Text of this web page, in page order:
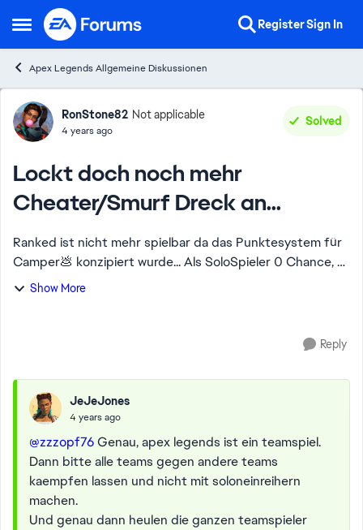
Open Side Menu
Skip to content RegisterSign In
Apex Legends Allgemeine Diskussionen
Forum Discussion
RonStone82 Not applicable
4 years ago
Solved
Lockt doch noch mehr
Cheater/Smurf Dreck an...
Ranked ist nicht mehr spielbar da das Punktesystem für
Camper💩 konzipiert wurde... Als SoloSpieler 0 Chance, 0
Spass, da man NUR [removed] ins Team bekommt oder
Show More
Reply
JeJeJones
4 years ago
@zzzopf76Genau, apex legends ist ein teamspiel.
Dann bitte alle teams gegen andere teams
kaempfen lassen und nicht mit soloneinreihern
machen.
Und genau dann heulen die ganzen teamspieler